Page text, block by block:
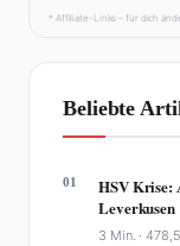
* Affiliate-Links – für dich
Beliebte
01
HSV Krise:
Leverkusen
3 Min. ·